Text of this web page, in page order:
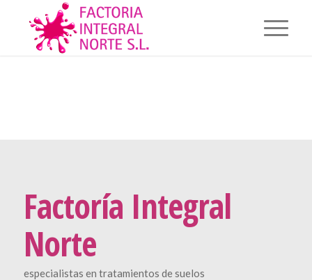
Factoría Integral
Norte
especialistas en tratamientos de suelos